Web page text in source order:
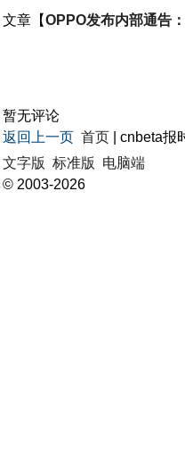
文章【OPPO发布内部通告
暂无评论
返回上一页 首页 | cnbeta报
文字版 标准版
电脑端
© 2003-2026